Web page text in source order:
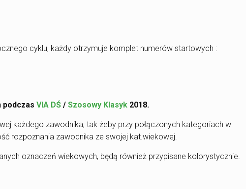
cyklu, każdy otrzymuje komplet numerów startowych :
podczas VIA DŚ/ Szosowy Klasyk2018.
każdego zawodnika, tak żeby przy połączonych kategoriach w
rozpoznania zawodnika ze swojej kat.wiekowej.
oznaczeń wiekowych, będą również przypisane kolorystycznie.